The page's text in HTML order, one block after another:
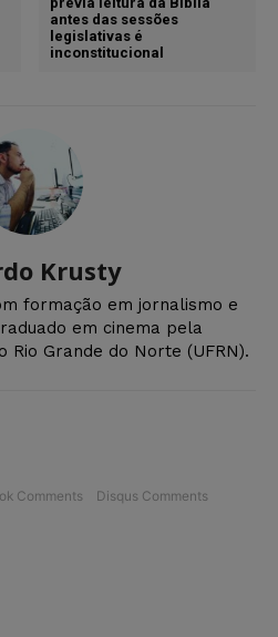
antes das sessões
legislativas é
inconstitucional
Krusty
formação em jornalismo e
em cinema pela
Rio Grande do Norte (UFRN).
Comments Disqus Comments